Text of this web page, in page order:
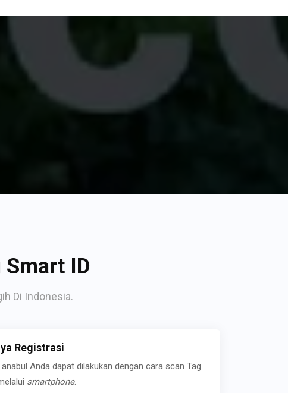
Smart ID
Di Indonesia.
Registrasi
Anda dapat dilakukan dengan cara scan Tag
smartphone.